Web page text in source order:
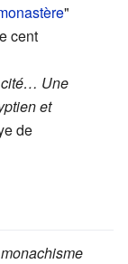
"
cent
cité… Une
et
de